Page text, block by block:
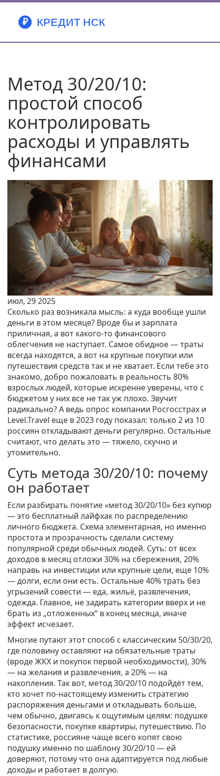
Метод 30/20/10:
простой способ
контролировать
расходы и управлять
финансами
июл, 29 2025
Сколько раз возникала мысль: а куда вообще ушли
деньги в этом месяце? Вроде бы и зарплата
приличная, а вот какого-то финансового
облегчения не наступает. Самое обидное — траты
всегда находятся, а вот на крупные покупки или
путешествия средств так и не хватает. Если тебе это
знакомо, добро пожаловать в реальность 80%
взрослых людей, которые искренне уверены, что с
бюджетом у них все не так уж плохо. Звучит
радикально? А ведь опрос компании Росгосстрах и
Level.Travel еще в 2023 году показал: только 2 из 10
россиян откладывают деньги регулярно. Остальные
считают, что делать это — тяжело, скучно и
утомительно.
Суть метода 30/20/10: почему
он работает
Если разбирать понятие «метод 30/20/10» без купюр
— это бесплатный лайфхак по распределению
личного бюджета. Схема элементарная, но именно
простота и прозрачность сделали систему
популярной среди обычных людей. Суть: от всех
доходов в месяц отложи 30% на сбережения, 20%
направь на инвестиции или крупные цели, еще 10%
— долги, если они есть. Остальные 40% трать без
угрызений совести — еда, жильё, развлечения,
одежда. Главное, не задирать категории вверх и не
брать из „отложенных“ в конец месяца, иначе
эффект исчезает.
Многие путают этот способ с классическим 50/30/20,
где половину оставляют на обязательные траты
(вроде ЖКХ и покупок первой необходимости), 30%
— на желания и развлечения, а 20% — на
накопления. Так вот, метод 30/20/10 подойдёт тем,
кто хочет по-настоящему изменить стратегию
распоряжения деньгами и откладывать больше,
чем обычно, двигаясь к ощутимым целям: подушке
безопасности, покупке квартиры, путешествию. По
статистике, россияне чаще всего копят свою
подушку именно по шаблону 30/20/10 — ей
доверяют, потому что она адаптируется под любые
доходы и работает в долгую.